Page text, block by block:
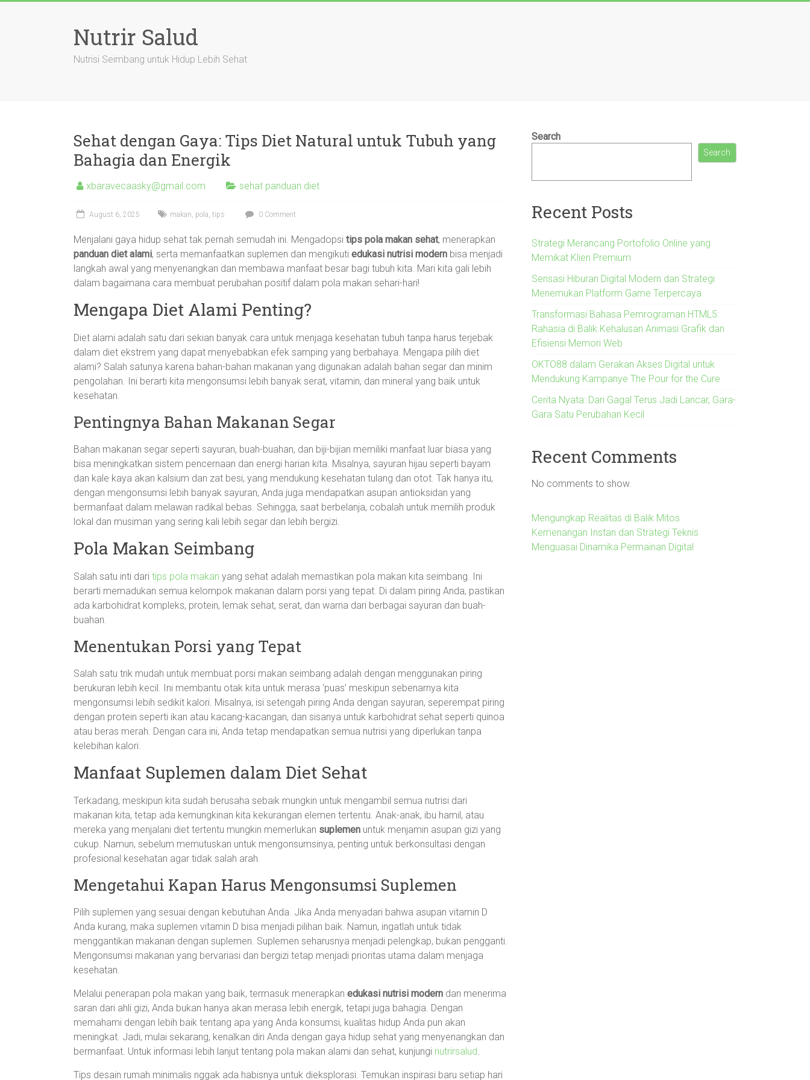
Nutrir Salud
Nutrisi Seimbang untuk Hidup Lebih Sehat
Sehat dengan Gaya: Tips Diet Natural untuk Tubuh yang
Bahagia dan Energik
xbaravecaasky@gmail.com sehat panduan diet
August 6, 2025 makan, pola, tips 0 Comment
Menjalani gaya hidup sehat tak pernah semudah ini. Mengadopsi tips pola makan sehat, menerapkan
panduan diet alami, serta memanfaatkan suplemen dan mengikuti edukasi nutrisi modern bisa menjadi
langkah awal yang menyenangkan dan membawa manfaat besar bagi tubuh kita. Mari kita gali lebih
dalam bagaimana cara membuat perubahan positif dalam pola makan sehari-hari!
Mengapa Diet Alami Penting?
Diet alami adalah satu dari sekian banyak cara untuk menjaga kesehatan tubuh tanpa harus terjebak
dalam diet ekstrem yang dapat menyebabkan efek samping yang berbahaya. Mengapa pilih diet
alami? Salah satunya karena bahan-bahan makanan yang digunakan adalah bahan segar dan minim
pengolahan. Ini berarti kita mengonsumsi lebih banyak serat, vitamin, dan mineral yang baik untuk
kesehatan.
Pentingnya Bahan Makanan Segar
Bahan makanan segar seperti sayuran, buah-buahan, dan biji-bijian memiliki manfaat luar biasa yang
bisa meningkatkan sistem pencernaan dan energi harian kita. Misalnya, sayuran hijau seperti bayam
dan kale kaya akan kalsium dan zat besi, yang mendukung kesehatan tulang dan otot. Tak hanya itu,
dengan mengonsumsi lebih banyak sayuran, Anda juga mendapatkan asupan antioksidan yang
bermanfaat dalam melawan radikal bebas. Sehingga, saat berbelanja, cobalah untuk memilih produk
lokal dan musiman yang sering kali lebih segar dan lebih bergizi.
Pola Makan Seimbang
Salah satu inti dari tips pola makan yang sehat adalah memastikan pola makan kita seimbang. Ini
berarti memadukan semua kelompok makanan dalam porsi yang tepat. Di dalam piring Anda, pastikan
ada karbohidrat kompleks, protein, lemak sehat, serat, dan warna dari berbagai sayuran dan buah-
buahan.
Menentukan Porsi yang Tepat
Salah satu trik mudah untuk membuat porsi makan seimbang adalah dengan menggunakan piring
berukuran lebih kecil. Ini membantu otak kita untuk merasa ‘puas’ meskipun sebenarnya kita
mengonsumsi lebih sedikit kalori. Misalnya, isi setengah piring Anda dengan sayuran, seperempat piring
dengan protein seperti ikan atau kacang-kacangan, dan sisanya untuk karbohidrat sehat seperti quinoa
atau beras merah. Dengan cara ini, Anda tetap mendapatkan semua nutrisi yang diperlukan tanpa
kelebihan kalori.
Manfaat Suplemen dalam Diet Sehat
Terkadang, meskipun kita sudah berusaha sebaik mungkin untuk mengambil semua nutrisi dari
makanan kita, tetap ada kemungkinan kita kekurangan elemen tertentu. Anak-anak, ibu hamil, atau
mereka yang menjalani diet tertentu mungkin memerlukan suplemen untuk menjamin asupan gizi yang
cukup. Namun, sebelum memutuskan untuk mengonsumsinya, penting untuk berkonsultasi dengan
profesional kesehatan agar tidak salah arah.
Mengetahui Kapan Harus Mengonsumsi Suplemen
Pilih suplemen yang sesuai dengan kebutuhan Anda. Jika Anda menyadari bahwa asupan vitamin D
Anda kurang, maka suplemen vitamin D bisa menjadi pilihan baik. Namun, ingatlah untuk tidak
menggantikan makanan dengan suplemen. Suplemen seharusnya menjadi pelengkap, bukan pengganti.
Mengonsumsi makanan yang bervariasi dan bergizi tetap menjadi prioritas utama dalam menjaga
kesehatan.
Melalui penerapan pola makan yang baik, termasuk menerapkan edukasi nutrisi modern dan menerima
saran dari ahli gizi, Anda bukan hanya akan merasa lebih energik, tetapi juga bahagia. Dengan
memahami dengan lebih baik tentang apa yang Anda konsumsi, kualitas hidup Anda pun akan
meningkat. Jadi, mulai sekarang, kenalkan diri Anda dengan gaya hidup sehat yang menyenangkan dan
bermanfaat. Untuk informasi lebih lanjut tentang pola makan alami dan sehat, kunjungi nutrirsalud.
Tips desain rumah minimalis nggak ada habisnya untuk dieksplorasi. Temukan inspirasi baru setiap hari
Search
Search
Recent Posts
Strategi Merancang Portofolio Online yang
Memikat Klien Premium
Sensasi Hiburan Digital Modern dan Strategi
Menemukan Platform Game Terpercaya
Transformasi Bahasa Pemrograman HTML5:
Rahasia di Balik Kehalusan Animasi Grafik dan
Efisiensi Memori Web
OKTO88 dalam Gerakan Akses Digital untuk
Mendukung Kampanye The Pour for the Cure
Cerita Nyata: Dari Gagal Terus Jadi Lancar, Gara-
Gara Satu Perubahan Kecil
Recent Comments
No comments to show.
Mengungkap Realitas di Balik Mitos
Kemenangan Instan dan Strategi Teknis
Menguasai Dinamika Permainan Digital